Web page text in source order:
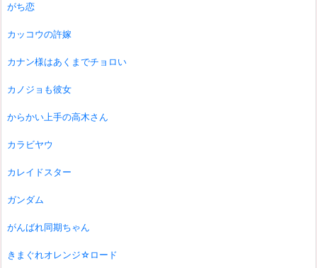
がち恋
カッコウの許嫁
カナン様はあくまでチョロい
カノジョも彼女
からかい上手の高木さん
カラビヤウ
カレイドスター
ガンダム
がんばれ同期ちゃん
きまぐれオレンジ☆ロード